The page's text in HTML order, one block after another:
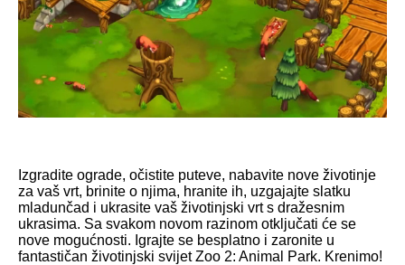
Izgradite ograde, očistite puteve, nabavite nove životinje
za vaš vrt, brinite o njima, hranite ih, uzgajajte slatku
mladunčad i ukrasite vaš životinjski vrt s dražesnim
ukrasima. Sa svakom novom razinom otključati će se
nove mogućnosti. Igrajte se besplatno i zaronite u
fantastičan životinjski svijet Zoo 2: Animal Park. Krenimo!